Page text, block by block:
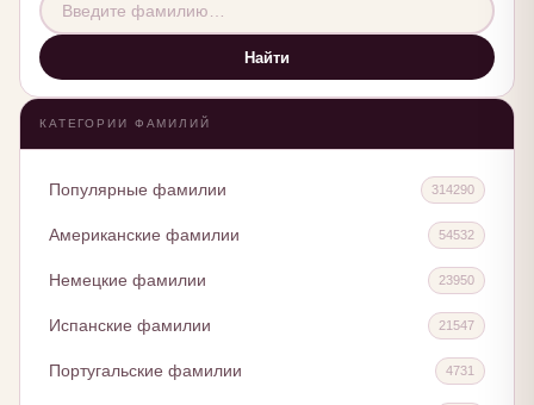
Найти
КАТЕГОРИИ ФАМИЛИЙ
Популярные фамилии 314290
Американские фамилии 54532
Немецкие фамилии 23950
Испанские фамилии 21547
Португальские фамилии 4731